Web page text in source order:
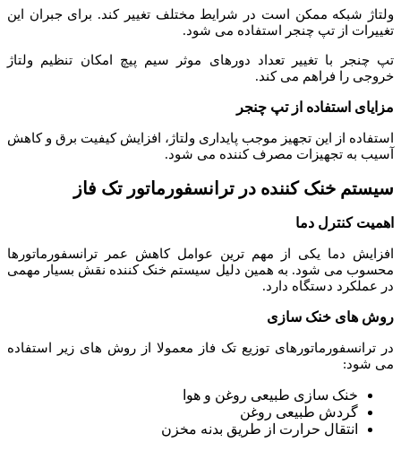
ولتاژ شبکه ممکن است در شرایط مختلف تغییر کند. برای جبران این
تغییرات از تپ چنجر استفاده می شود.
تپ چنجر با تغییر تعداد دورهای موثر سیم پیچ امکان تنظیم ولتاژ
خروجی را فراهم می کند.
مزایای استفاده از تپ چنجر
استفاده از این تجهیز موجب پایداری ولتاژ، افزایش کیفیت برق و کاهش
آسیب به تجهیزات مصرف کننده می شود.
سیستم خنک کننده در ترانسفورماتور تک فاز
اهمیت کنترل دما
افزایش دما یکی از مهم ترین عوامل کاهش عمر ترانسفورماتورها
محسوب می شود. به همین دلیل سیستم خنک کننده نقش بسیار مهمی
در عملکرد دستگاه دارد.
روش های خنک سازی
در ترانسفورماتورهای توزیع تک فاز معمولا از روش های زیر استفاده
می شود:
خنک سازی طبیعی روغن و هوا
گردش طبیعی روغن
انتقال حرارت از طریق بدنه مخزن